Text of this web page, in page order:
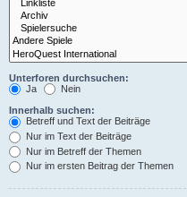
Unterforen durchsuchen:
Ja
Nein
Innerhalb suchen:
Betreff und Text der Beiträge
Nur im Text der Beiträge
Nur im Betreff der Themen
Nur im ersten Beitrag der Themen